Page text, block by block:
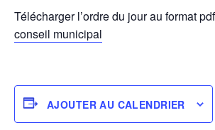
Télécharger l’ordre du jour au format
conseil municipal
AJOUTER AU CALENDRIER